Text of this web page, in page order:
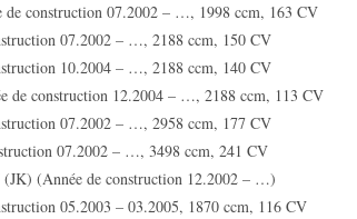
de construction 07.2002 – …, 1998 ccm, 163 CV
07.2002 – …, 2188 ccm, 150 CV
10.2004 – …, 2188 ccm, 140 CV
de construction 12.2004 – …, 2188 ccm, 113 CV
07.2002 – …, 2958 ccm, 177 CV
07.2002 – …, 3498 ccm, 241 CV
(Année de construction 12.2002 – …)
05.2003 – 03.2005, 1870 ccm, 116 CV